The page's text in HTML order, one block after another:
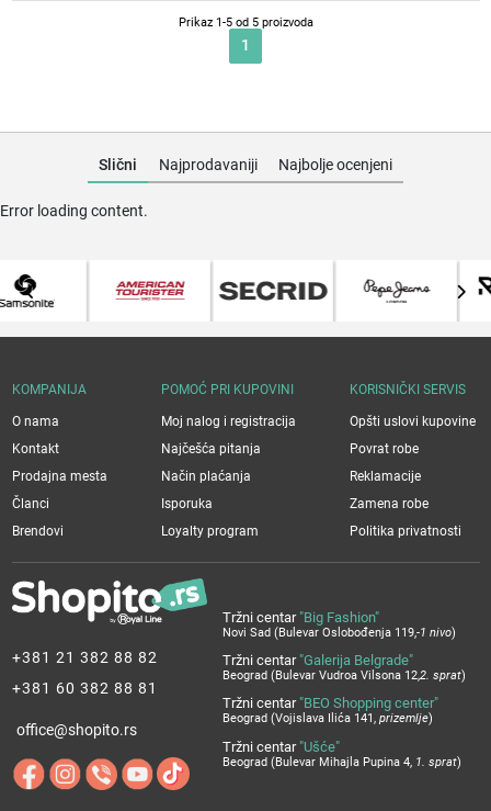
Prikaz 1-5 od 5 proizvoda
1
Slični Najprodavaniji Najbolje ocenjeni
Error loading content.
+381 21 382 88 82
+381 60 382 88 81
office@shopito.rs
Tržni centar "Big Fashion"
Novi Sad (Bulevar Oslobođenja 119,-1 nivo)
Tržni centar "Galerija Belgrade"
Beograd (Bulevar Vudroa Vilsona 12,2. sprat)
Tržni centar "BEO Shopping center"
Beograd (Vojislava Ilića 141, prizemlje)
Tržni centar "Ušće"
Beograd (Bulevar Mihajla Pupina 4, 1. sprat)
KOMPANIJA
O nama
Kontakt
Prodajna mesta
Članci
Brendovi
POMOĆ PRI KUPOVINI
Moj nalog i registracija
Najčešća pitanja
Način plaćanja
Isporuka
Loyalty program
KORISNIČKI SERVIS
Opšti uslovi kupovine
Povrat robe
Reklamacije
Zamena robe
Politika privatnosti